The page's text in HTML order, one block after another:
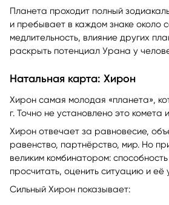
Планета проходит полный
и пребывает в каждом знаке около
медлительность, влияние других
раскрыть потенциал Урана у
Натальная карта: Хирон
Хирон самая молодая «планета»,
г. Точно не установлено это комета
Хирон отвечает за равновесие,
равенство, партнёрство, мир. Но
великим комбинатором:
просчитать, оценить ситуацию и её
Сильный Хирон показывает: